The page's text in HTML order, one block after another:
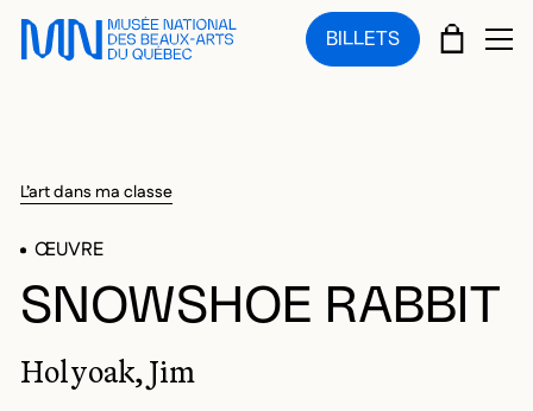
Sauter au menu principal
Sauter au contenu principal
Sauter au pied de page
BILLETS PANIER
L’art dans ma classe
ŒUVRE
SNOWSHOE RABBIT
Holyoak, Jim